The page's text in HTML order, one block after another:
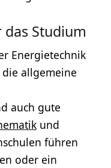
Studium
Energietechnik
allgemeine
auch gute
und
führen
oder ein